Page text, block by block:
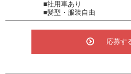
■社用車あり
■髪型・服装自由
応募す